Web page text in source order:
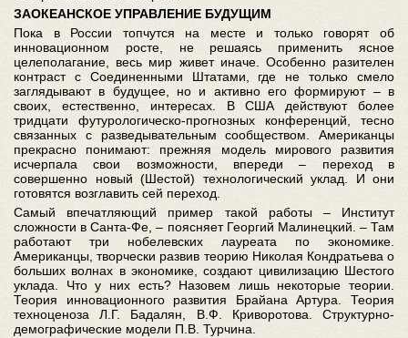
ЗАОКЕАНСКОЕ УПРАВЛЕНИЕ БУДУЩИМ
Пока в России топчутся на месте и только говорят об
инновационном росте, не решаясь применить ясное
целеполагание, весь мир живет иначе. Особенно разителен
контраст с Соединенными Штатами, где не только смело
заглядывают в будущее, но и активно его формируют – в
своих, естественно, интересах. В США действуют более
тридцати футурологическо-прогнозных конференций, тесно
связанных с разведывательным сообществом. Американцы
прекрасно понимают: прежняя модель мирового развития
исчерпала свои возможности, впереди – переход в
совершенно новый (Шестой) технологический уклад. И они
готовятся возглавить сей переход.
Самый впечатляющий пример такой работы – Институт
сложности в Санта-Фе, – поясняет Георгий Малинецкий. – Там
работают три нобелевских лауреата по экономике.
Американцы, творчески развив теорию Николая Кондратьева о
больших волнах в экономике, создают цивилизацию Шестого
уклада. Что у них есть? Назовем лишь некоторые теории.
Теория инновационного развития Брайана Артура. Теория
техноценоза Л.Г. Бадалян, В.Ф. Криворотова. Структурно-
демографические модели П.В. Турчина.